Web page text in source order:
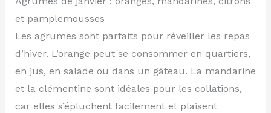
et pamplemousses
Les agrumes sont parfaits pour réveiller les repas
d’hiver. L’orange peut se consommer en quartiers,
en jus, en salade ou dans un gâteau. La mandarine
et la clémentine sont idéales pour les collations,
car elles s’épluchent facilement et plaisent